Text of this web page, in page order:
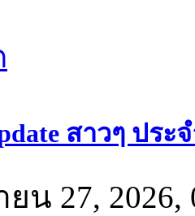
สาวๆ ประ
น 27, 2026,